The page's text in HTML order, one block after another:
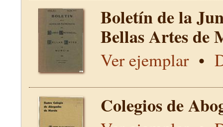
Boletín de la
Bellas Artes
Ver ejemplar•
Colegios de